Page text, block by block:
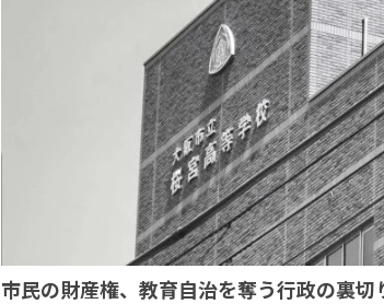
市民の財産権、教育自治を奪う行政の裏切